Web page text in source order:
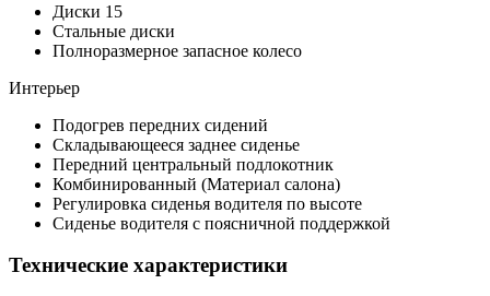
Диски 15
Стальные диски
Полноразмерное запасное колесо
Интерьер
Подогрев передних сидений
Складывающееся заднее сиденье
Передний центральный подлокотник
Комбинированный (Материал салона)
Регулировка сиденья водителя по высоте
Сиденье водителя с поясничной поддержкой
Технические характеристики